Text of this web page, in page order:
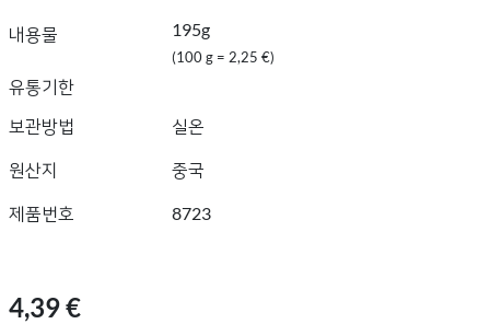
내용물 195g
(100 g = 2,25 €)
유통기한
보관방법
실온
원산지 중국
제품번호 8723
4,39 €